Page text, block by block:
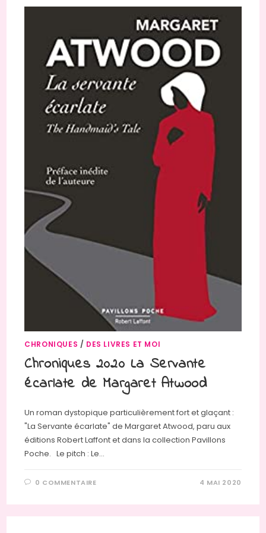
CHRONIQUES / DES LIVRES ET MOI
Chroniques 2020 La Servante
écarlate de Margaret Atwood
Un roman dystopique particulièrement fort et glaçant :
"La Servante écarlate" de Margaret Atwood, paru aux
éditions Robert Laffont et dans la collection Pavillons
Poche. Le pitch : Le…
0 COMMENTAIRE 4 MAI 2020